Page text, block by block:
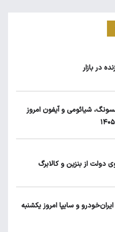
این افراد حذف شد
در بازار
شیائومی و آیفون امروز
از بنزین و کالابرگ
و سایپا امروز یکشنبه